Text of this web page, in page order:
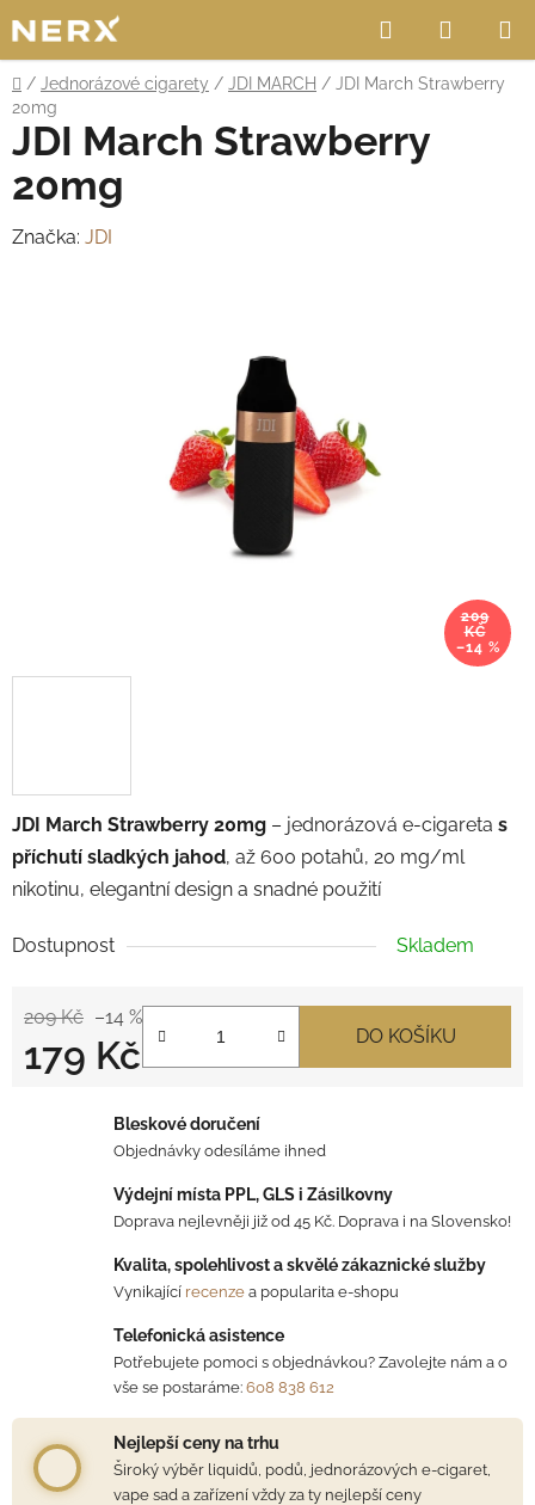
na
obsah
Hledat
KOŠÍK
Domů
/ Jednorázové cigarety / JDI MARCH / JDI March Strawberry
20mg
JDI March Strawberry 20mg – jednorázová e-cigareta s
příchutí sladkých jahod, až 600 potahů, 20 mg/ml
nikotinu, elegantní design a snadné použití
Dostupnost Skladem
209 Kč –14 %
179 Kč DO KOŠÍKU
JDI March Strawberry
20mg
Značka: JDI
209
KČ
–14 %
Bleskové doručení
Objednávky odesíláme ihned
Výdejní místa PPL, GLS i Zásilkovny
Doprava nejlevněji již od 45 Kč. Doprava i na Slovensko!
Kvalita, spolehlivost a skvělé zákaznické služby
Vynikající recenze a popularita e-shopu
Telefonická asistence
Potřebujete pomoci s objednávkou? Zavolejte nám a o
vše se postaráme: 608 838 612
Nejlepší ceny na trhu
Široký výběr liquidů, podů, jednorázových e-cigaret,
vape sad a zařízení vždy za ty nejlepší ceny